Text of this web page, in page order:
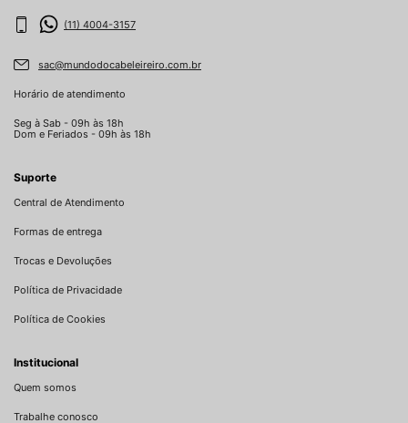
(11) 4004-3157
sac@mundodocabeleireiro.com.br
Horário de atendimento
Seg à Sab - 09h às 18h
Dom e Feriados - 09h às 18h
Suporte
Central de Atendimento
Formas de entrega
Trocas e Devoluções
Política de Privacidade
Política de Cookies
Institucional
Quem somos
Trabalhe conosco